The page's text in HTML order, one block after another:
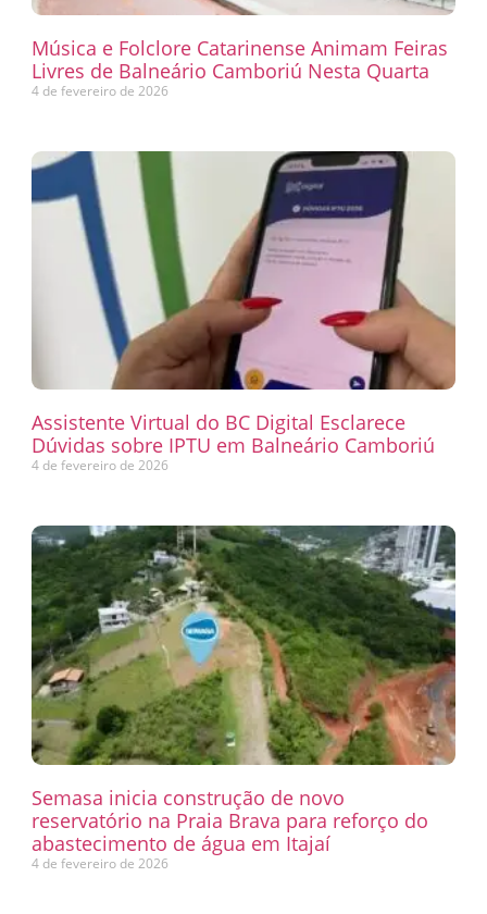
Música e Folclore Catarinense Animam Feiras
Livres de Balneário Camboriú Nesta Quarta
4 de fevereiro de 2026
Assistente Virtual do BC Digital Esclarece
Dúvidas sobre IPTU em Balneário Camboriú
4 de fevereiro de 2026
Semasa inicia construção de novo
reservatório na Praia Brava para reforço do
abastecimento de água em Itajaí
4 de fevereiro de 2026